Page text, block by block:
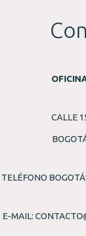
CALLE
TELÉFONO
E-MAIL: